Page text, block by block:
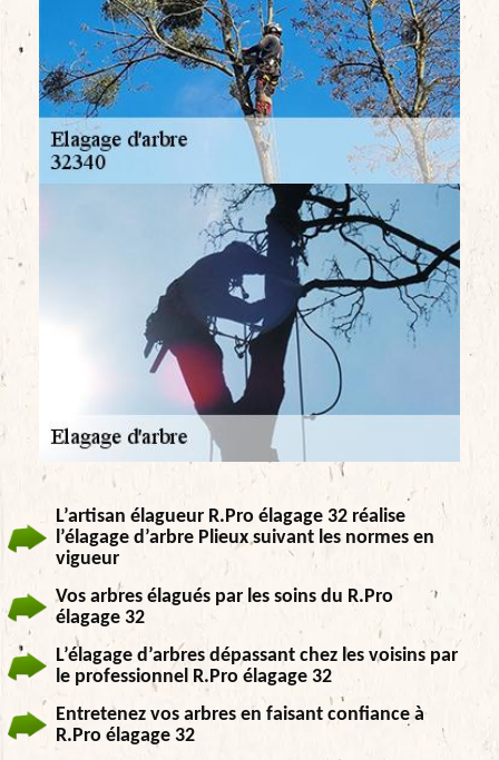
L’artisan élagueur R.Pro élagage 32 réalise
l’élagage d’arbre Plieux suivant les normes en
vigueur
Vos arbres élagués par les soins du R.Pro
élagage 32
L’élagage d’arbres dépassant chez les voisins par
le professionnel R.Pro élagage 32
Entretenez vos arbres en faisant confiance à
R.Pro élagage 32